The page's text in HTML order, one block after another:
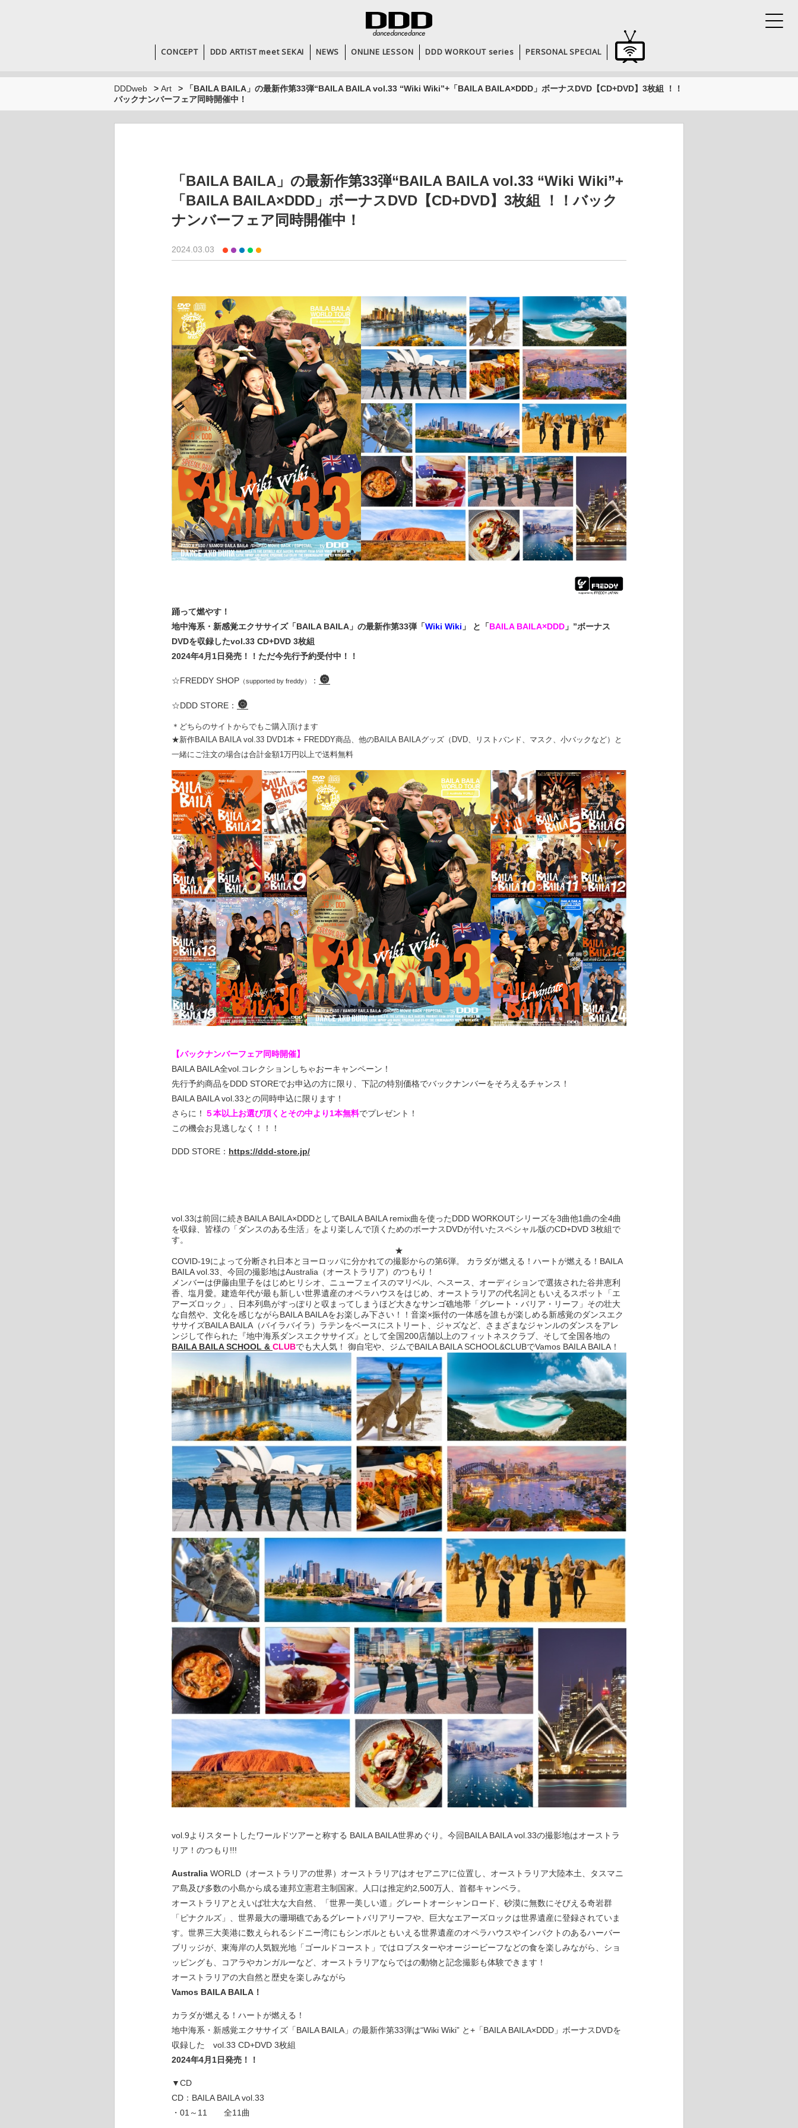
CONCEPT DDD ARTIST meet SEKAI NEWS ONLINE LESSON DDD WORKOUT series PERSONAL SPECIAL
DDDweb > Art >
「BAILA BAILA」の最新作第33弾“BAILA BAILA vol.33 “Wiki Wiki”+「BAILA BAILA×DDD」ボーナスDVD【CD+DVD】3枚組 ！！
バックナンバーフェア同時開催中！
「BAILA BAILA」の最新作第33弾“BAILA BAILA vol.33 “Wiki Wiki”+
「BAILA BAILA×DDD」ボーナスDVD【CD+DVD】3枚組 ！！バック
ナンバーフェア同時開催中！
2024.03.03
踊って燃やす！
地中海系・新感覚エクササイズ「BAILA BAILA」の最新作第33弾「Wiki Wiki 」 と「BAILA BAILA×DDD 」”ボーナス
DVDを収録したvol.33 CD+DVD 3枚組
2024年4月1日発売！！ただ今先行予約受付中！！
☆FREDDY SHOP （supported by freddy） ： 🔘
☆DDD STORE： 🔘
＊どちらのサイトからでもご購入頂けます
★新作BAILA BAILA vol.33 DVD1本 + FREDDY商品、他のBAILA BAILAグッズ（DVD、リストバンド、マスク、小バックなど）と
一緒にご注文の場合は合計金額1万円以上で送料無料
【バックナンバーフェア同時開催】
BAILA BAILA全vol.コレクションしちゃおーキャンペーン！
先行予約商品をDDD STOREでお申込の方に限り、下記の特別価格でバックナンバーをそろえるチャンス！
BAILA BAILA vol.33との同時申込に限ります！
さらに！ ５本以上お選び頂くとその中より1本無料でプレゼント！
この機会お見逃しなく！！！
DDD STORE： https://ddd-store.jp/
vol.33は前回に続きBAILA BAILA×DDDとしてBAILA BAILA remix曲を使ったDDD WORKOUTシリーズを3曲他1曲の全4曲
を収録、皆様の「ダンスのある生活」をより楽しんで頂くためのボーナスDVDが付いたスペシャル版のCD+DVD 3枚組で
す。
★
COVID-19によって分断され日本とヨーロッパに分かれての撮影からの第6弾。 カラダが燃える！ハートが燃える！BAILA
BAILA vol.33、今回の撮影地はAustralia（オーストラリア）のつもり！
メンバーは伊藤由里子をはじめヒリシオ、ニューフェイスのマリベル、ヘスース、オーディションで選抜された谷井恵利
香、塩月愛。建造年代が最も新しい世界遺産のオペラハウスをはじめ、オーストラリアの代名詞ともいえるスポット「エ
アーズロック」、日本列島がすっぽりと収まってしまうほど大きなサンゴ礁地帯「グレート・バリア・リーフ」その壮大
な自然や、文化を感じながらBAILA BAILAをお楽しみ下さい！！音楽×振付の一体感を誰もが楽しめる新感覚のダンスエク
ササイズBAILA BAILA（バイラバイラ）ラテンをベースにストリート、ジャズなど、さまざまなジャンルのダンスをアレ
ンジして作られた『地中海系ダンスエクササイズ』として全国200店舗以上のフィットネスクラブ、そして全国各地の
BAILA BAILA SCHOOL & CLUBでも大人気！ 御自宅や、ジムでBAILA BAILA SCHOOL&CLUBでVamos BAILA BAILA！
vol.9よりスタートしたワールドツアーと称する BAILA BAILA世界めぐり。今回BAILA BAILA vol.33の撮影地はオーストラ
リア！のつもり!!!
Australia WORLD（オーストラリアの世界）オーストラリアはオセアニアに位置し、オーストラリア大陸本土、タスマニ
ア島及び多数の小島から成る連邦立憲君主制国家。人口は推定約2,500万人、首都キャンベラ。
オーストラリアとえいば壮大な大自然、「世界一美しい道」グレートオーシャンロード、砂漠に無数にそびえる奇岩群
「ピナクルズ」、世界最大の珊瑚礁であるグレートバリアリーフや、巨大なエアーズロックは世界遺産に登録されていま
す。世界三大美港に数えられるシドニー湾にもシンボルともいえる世界遺産のオペラハウスやインパクトのあるハーバー
ブリッジが、東海岸の人気観光地「ゴールドコースト」ではロブスターやオージービーフなどの食を楽しみながら、ショ
ッピングも、コアラやカンガルーなど、オーストラリアならではの動物と記念撮影も体験できます！
オーストラリアの大自然と歴史を楽しみながら
Vamos BAILA BAILA！
カラダが燃える！ハートが燃える！
地中海系・新感覚エクササイズ「BAILA BAILA」の最新作第33弾は“Wiki Wiki” と+「BAILA BAILA×DDD」ボーナスDVDを
収録した vol.33 CD+DVD 3枚組
2024年4月1日発売！！
▼CD
CD：BAILA BAILA vol.33
・01～11 全11曲